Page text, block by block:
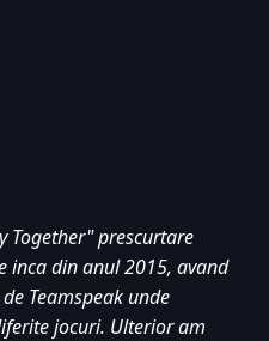
Together" prescurtare
inca din anul 2015, avand
Teamspeak unde
jocuri. Ulterior am